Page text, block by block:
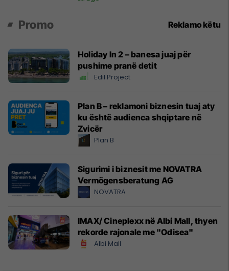
Promo Reklamo këtu
Holiday In 2 – banesa juaj për
pushime pranë detit
Edil Project
Plan B – reklamoni biznesin tuaj aty
ku është audienca shqiptare në
Zvicër
Plan B
Sigurimi i biznesit me NOVATRA
Vermögensberatung AG
NOVATRA
IMAX/ Cineplexx në Albi Mall, thyen
rekorde rajonale me "Odisea"
Albi Mall